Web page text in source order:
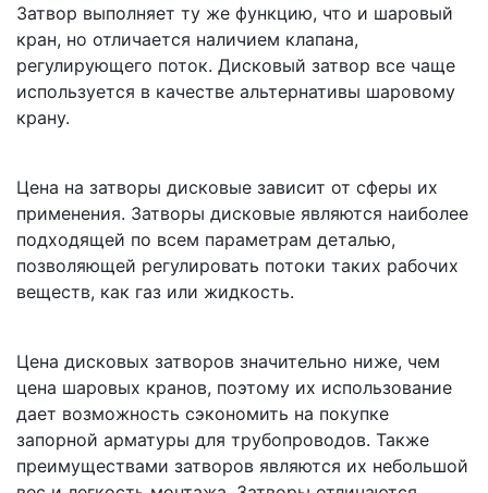
Затвор выполняет ту же функцию, что и шаровый
кран, но отличается наличием клапана,
регулирующего поток. Дисковый затвор все чаще
используется в качестве альтернативы шаровому
крану.
Цена на затворы дисковые зависит от сферы их
применения. Затворы дисковые являются наиболее
подходящей по всем параметрам деталью,
позволяющей регулировать потоки таких рабочих
веществ, как газ или жидкость.
Цена дисковых затворов значительно ниже, чем
цена шаровых кранов, поэтому их использование
дает возможность сэкономить на покупке
запорной арматуры для трубопроводов. Также
преимуществами затворов являются их небольшой